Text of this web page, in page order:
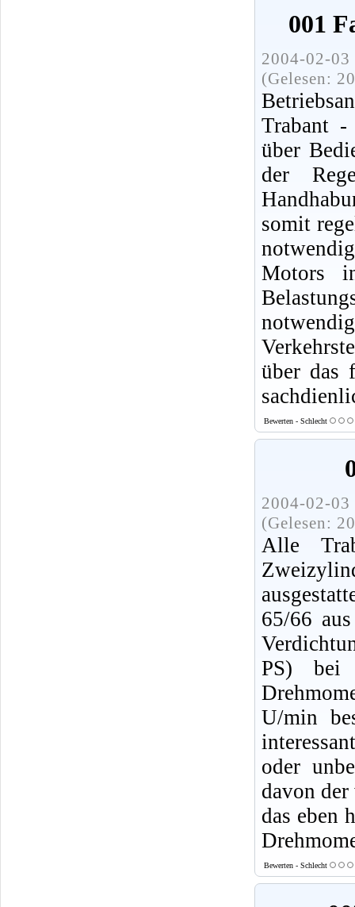
001
2004-02-
(Gelesen:
Trabant
über
der
somit
Motors
über das
Bewerten - Schlecht
2004-02-
(Gelesen:
Alle
65/66
PS) bei
U/min
oder
davon
das eben
Bewerten - Schlecht